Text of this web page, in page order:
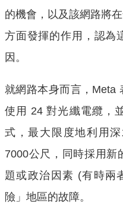
的機會，以及該網路將
方面發揮的作用，認為
因。
就網路本身而言，Meta
使用 24 對光纖電纜，
式，最大限度地利用
7000公尺，同時採用新
題或政治因素 (有時兩
險」地區的故障。